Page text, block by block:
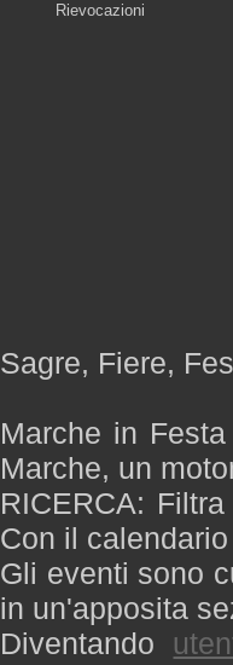
Rievocazioni
Sagre, Fiere,
Marche in
Marche, un
RICERCA:
Con il
Gli eventi sono
in un'apposita
Diventando